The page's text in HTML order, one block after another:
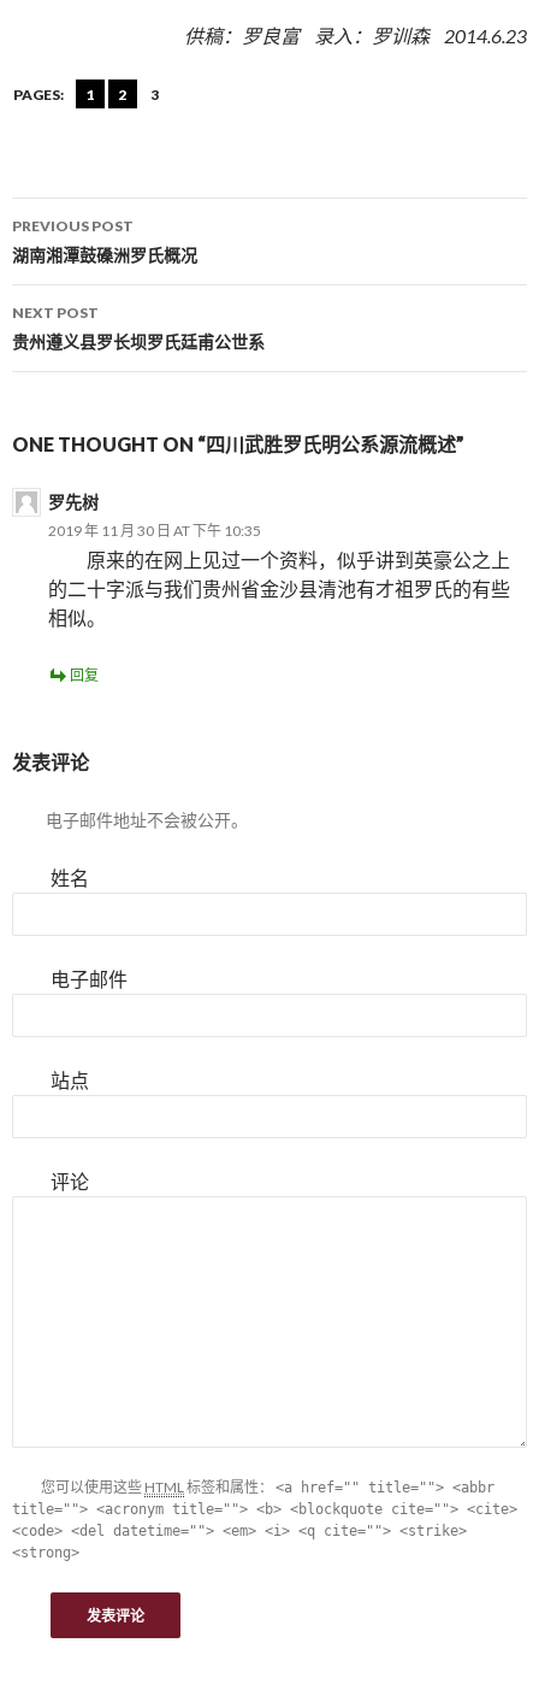
供稿：罗良富 录入：罗训森 2014.6.23
PAGES: 1 2 3
Post navigation
PREVIOUS POST
湖南湘潭鼓磉洲罗氏概况
NEXT POST
贵州遵义县罗长坝罗氏廷甫公世系
ONE THOUGHT ON “四川武胜罗氏明公系源流概述”
罗先树
2019 年 11 月 30 日 AT 下午 10:35
原来的在网上见过一个资料，似乎讲到英豪公之上
的二十字派与我们贵州省金沙县清池有才祖罗氏的有些
相似。
回复
发表评论
电子邮件地址不会被公开。
姓名
电子邮件
站点
评论
您可以使用这些 HTML标签和属性： <a href="" title=""> <abbr
title=""> <acronym title=""> <b> <blockquote cite=""> <cite>
<code> <del datetime=""> <em> <i> <q cite=""> <strike>
<strong>